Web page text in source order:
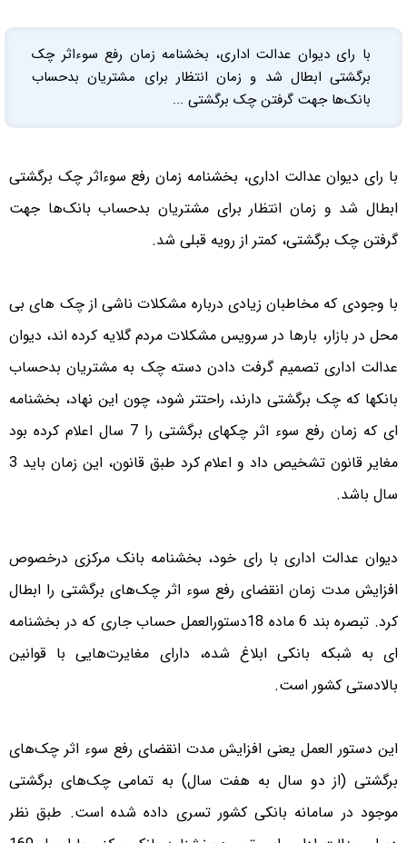
با رای دیوان عدالت اداری، بخشنامه زمان رفع سوءاثر چک
برگشتی ابطال شد و زمان انتظار برای مشتریان بدحساب
بانک‌ها جهت گرفتن چک برگشتی ...
با رای دیوان عدالت اداری، بخشنامه زمان رفع سوءاثر چک برگشتی
ابطال شد و زمان انتظار برای مشتریان بدحساب بانک‌ها جهت
گرفتن چک برگشتی، کمتر از رویه قبلی شد.
با وجودی که مخاطبان زیادی درباره مشکلات ناشی از چک های بی
محل در بازار، بارها در سرویس مشکلات مردم گلایه کرده اند، دیوان
عدالت اداری تصمیم گرفت دادن دسته چک به مشتریان بدحساب
بانکها که چک برگشتی دارند، راحتتر شود، چون این نهاد، بخشنامه
ای که زمان رفع سوء اثر چکهای برگشتی را 7 سال اعلام کرده بود
مغایر قانون تشخیص داد و اعلام کرد طبق قانون، این زمان باید 3
سال باشد.
دیوان عدالت اداری با رای خود، بخشنامه بانک مرکزی درخصوص
افزایش مدت زمان انقضای رفع سوء اثر چک‌های برگشتی را ابطال
کرد. تبصره بند 6 ماده 18دستورالعمل حساب جاری که در بخشنامه
ای به شبکه بانکی ابلاغ شده، دارای مغایرت‌هایی با قوانین
بالادستی کشور است.
این دستور العمل یعنی افزایش مدت انقضای رفع سوء اثر چک‌های
برگشتی (از دو سال به هفت سال) به تمامی چک‌های برگشتی
موجود در سامانه بانکی کشور تسری داده شده است. طبق نظر